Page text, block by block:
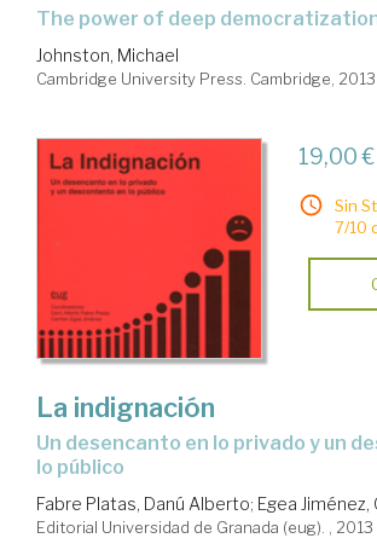
the power of deep
Johnston, Michael
Cambridge University Press. Cambridge, 2013
19,00 €
Sin
7/10
La indignación
un desencanto en lo privado y un descontento en
lo público
Fabre Platas, Danú Alberto; Egea Jiménez,
Editorial Universidad de Granada (eug). , 2013